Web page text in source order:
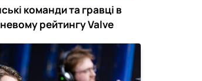
команди та гравці в
рейтингу Valve